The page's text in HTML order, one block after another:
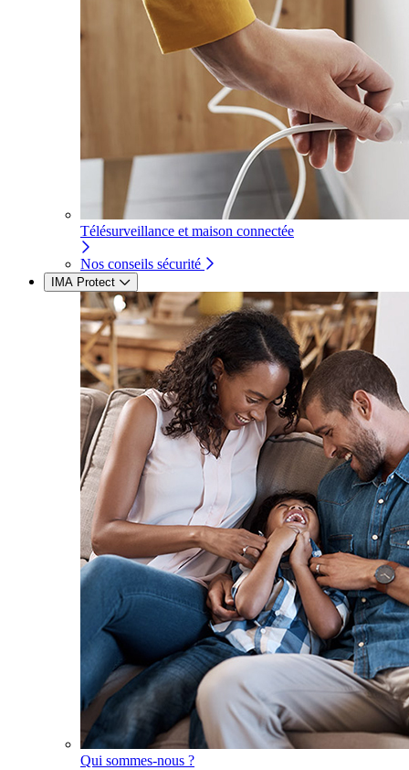
Télésurveillance et maison connectée
Nos conseils sécurité
IMA Protect
Qui sommes-nous ?